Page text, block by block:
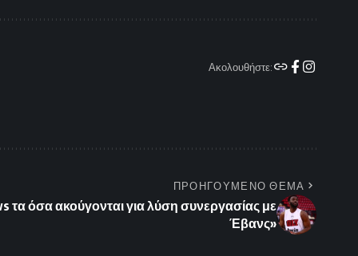
Ακολουθήστε:
ΠΡΟΗΓΟΥΜΕΝΟ ΘΕΜΑ
τα όσα ακούγονται για λύση συνεργασίας με
Έβανς»